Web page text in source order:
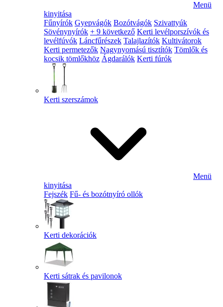
Menü
kinyitása
Fűnyírók Gyepvágók Bozótvágók Szivattyúk
Sövénynyírók + 9 következő Kerti levélporszívók és
levélfúvók Láncfűrészek Talajlazítók Kultivátorok
Kerti permetezők Nagynyomású tisztítók Tömlők és
kocsik tömlőkhöz Ágdarálók Kerti fúrók
Kerti szerszámok
Menü
kinyitása
Fejszék Fű- és bozótnyíró ollók
Kerti dekorációk
Kerti sátrak és pavilonok